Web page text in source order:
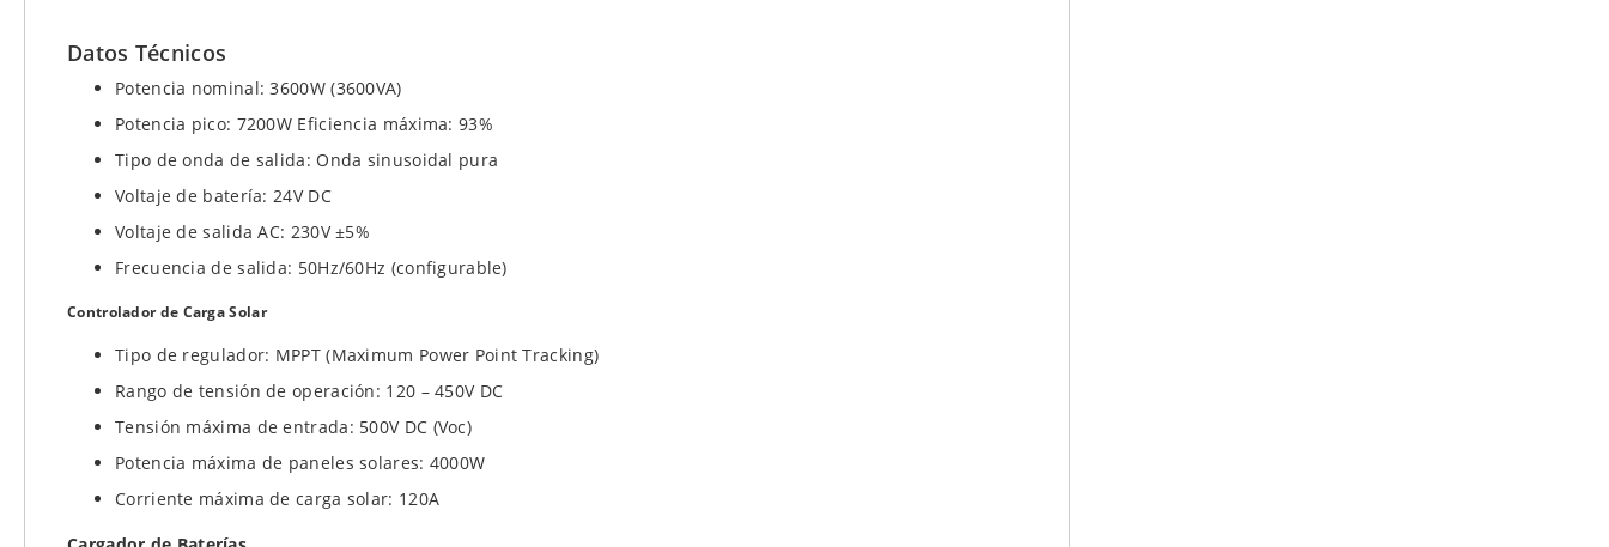
Datos Técnicos
Potencia nominal: 3600W (3600VA)
Potencia pico: 7200W Eficiencia máxima: 93%
Tipo de onda de salida: Onda sinusoidal pura
Voltaje de batería: 24V DC
Voltaje de salida AC: 230V ±5%
Frecuencia de salida: 50Hz/60Hz (configurable)
Controlador de Carga Solar
Tipo de regulador: MPPT (Maximum Power Point Tracking)
Rango de tensión de operación: 120 – 450V DC
Tensión máxima de entrada: 500V DC (Voc)
Potencia máxima de paneles solares: 4000W
Corriente máxima de carga solar: 120A